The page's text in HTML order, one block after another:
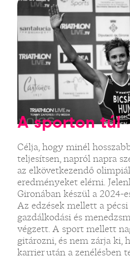
A sporton túl
Célja, hogy minél
teljesítsen, napról napra
az elkövetkezendő
eredményeket elérni.
Gironában készül a 2024-
Az edzések mellett a
gazdálkodási és
végzett. A sport mellett
gitározni, és nem zárja ki,
karrier után a zenélésben